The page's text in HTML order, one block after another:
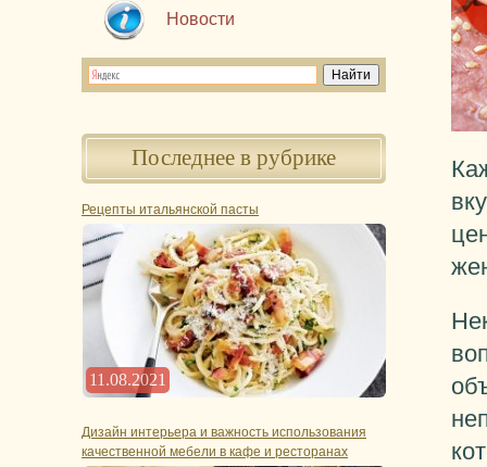
Новости
Последнее в рубрике
Рецепты итальянской пасты
11.08.2021
Дизайн интерьера и важность использования
качественной мебели в кафе и ресторанах